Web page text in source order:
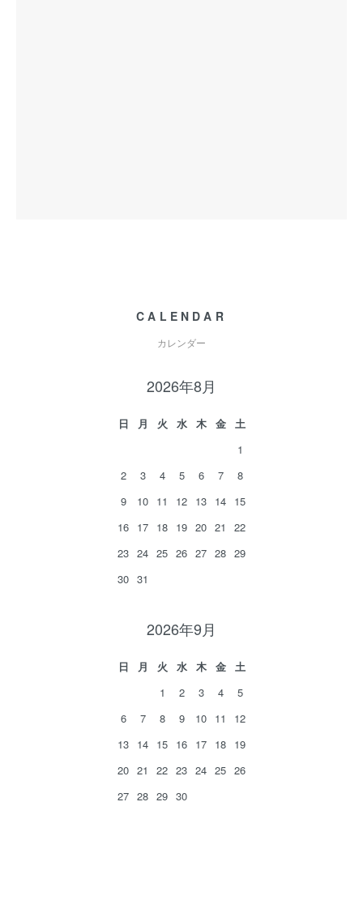
CALENDAR
カレンダー
2026年8月
日 月 火 水 木 金
土
1
2
3 4 5 6 7
8
9
10 11 12 13 14 15
16 17 18 19 20 21
22
23 24 25 26 27 28 29
30 31
2026年9月
日 月 火 水 木 金
土
1
2 3 4
5
6
7 8 9 10 11
12
13 14 15 16 17 18 19
20 21 22 23 24 25 26
27 28 29 30